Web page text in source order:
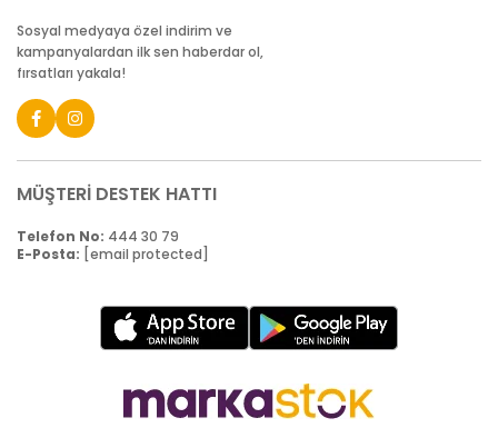
Sosyal medyaya özel indirim ve
kampanyalardan ilk sen haberdar ol,
fırsatları yakala!
MÜŞTERİ DESTEK HATTI
Telefon No: 444 30 79
E-Posta: [email protected]